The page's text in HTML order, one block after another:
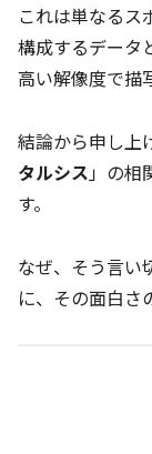
これは単なるス
構成するデータ
高い解像度で描
結論から申し上
タルシス 」の相
す。
なぜ、そう言い
に、その面白さ